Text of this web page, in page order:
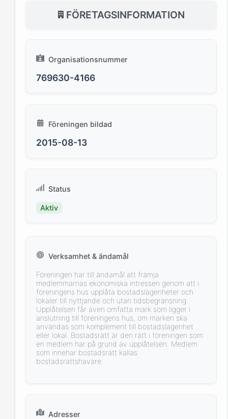
FÖRETAGSINFORMATION
Organisationsnummer
769630-4166
Föreningen bildad
2015-08-13
Status
Aktiv
Verksamhet & ändamål
Föreningen har till ändamål att främja
medlemmarnas ekonomiska intressen genom att i
föreningens hus upplåta bostadslägenheter och
lokaler till nyttjande och utan tidsbegränsning.
Upplåtelsen får även omfatta mark som ligger i
anslutning till föreningens hus, om marken ska
användas som komplement till bostadslägenhet
eller lokal. Bostadsrätt är den rätt i föreningen som
en medlem har på grund av upplåtelsen. Medlem
som innehar bostadsrätt kallas
bostadsrättshavare.
Adresser